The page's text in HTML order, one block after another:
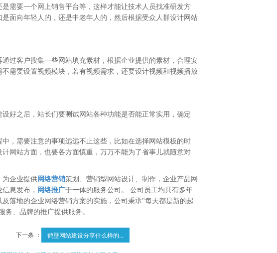
需要一个网上销售平台等，这样才能让技术人员找准研发方
面向年轻人的，还是中老年人的，然后根据受众人群设计网站
过客户搜集一些网站填充素材，根据企业提供的素材，合理安
需要设置视频模块，若有视频需求，还要设计视频和视频播放
好之后，站长们要测试网站各种功能是否能正常实用，确定
，需要注意的事项远远不止这些，比如在选择网站模板的时
网站方面，也要各方面慎重，万万不能为了省事儿就随意对
为企业提供网络营销策划、营销型网站设计、制作，企业产品网
息发布， 网络推广于一体的服务公司。 公司员工均具有多年
落地的企业网络营销方案的实施，公司秉承"每天都是新的起
、品牌的推广提供服务。
下一条 ： 鹤壁网站建设分享什么样的...